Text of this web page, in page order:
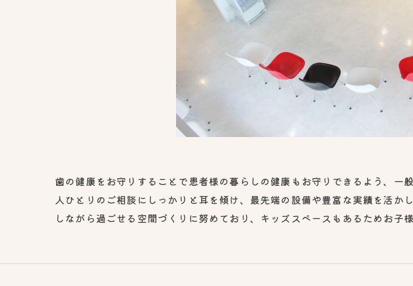
歯の健康をお守りすることで患者様の暮らしの健康もお守りできるよう、
人ひとりのご相談にしっかりと耳を傾け、最先端の設備や豊富な実績を活
しながら過ごせる空間づくりに努めており、キッズスペースもあるためお子